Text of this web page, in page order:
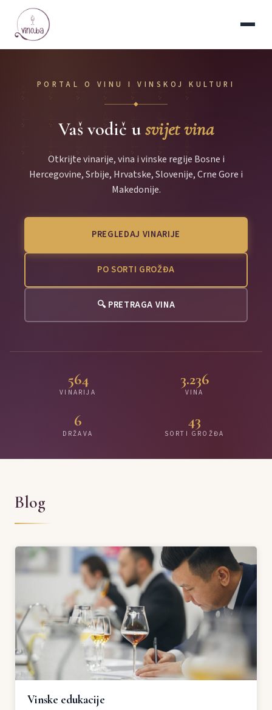
PORTAL O VINU I VINSKOJ KULTURI
◆
Vaš vodič usvijet vina
Otkrijte vinarije, vina i vinske regije Bosne i
Hercegovine, Srbije, Hrvatske, Slovenije, Crne Gore i
Makedonije.
PREGLEDAJ VINARIJE
PO SORTI GROŽĐA
🔍 PRETRAGA VINA
564
VINARIJA
3.236
VINA
6
DRŽAVA
43
SORTI GROŽĐA
Blog
Vinske edukacije